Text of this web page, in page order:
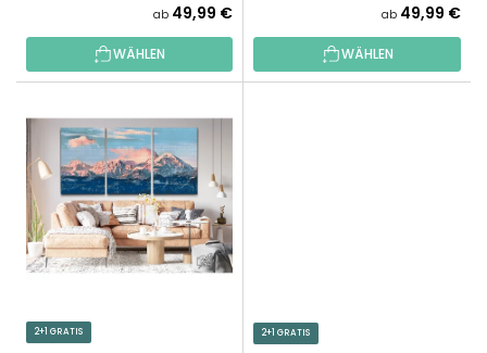
T
ab 49,99 €
WÄHLEN
ab 49,99 €
WÄHLEN
2+1 GRATIS 2+1 GRATIS